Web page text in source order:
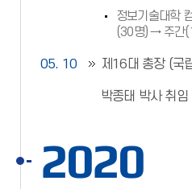
정보기술대학
(30명) → 주간
05. 10 제16대 총장 (국
박종태 박사 취임
2020